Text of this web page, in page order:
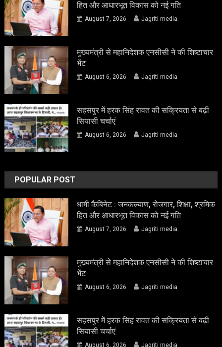
हित और आधारभूत विकास को नई गति
August 7, 2026 Jagriti media
मुख्यमंत्री से महानिदेशक एनसीसी ने की शिष्टाचार
भेंट
August 6, 2026 Jagriti media
सहसपुर में हरक सिंह रावत की सक्रियता से बढ़ी
सियासी चर्चाएं
August 6, 2026 Jagriti media
POPULAR POST
धामी कैबिनेट : जनकल्याण, रोजगार, शिक्षा, श्रमिक
हित और आधारभूत विकास को नई गति
August 7, 2026 Jagriti media
मुख्यमंत्री से महानिदेशक एनसीसी ने की शिष्टाचार
भेंट
August 6, 2026 Jagriti media
सहसपुर में हरक सिंह रावत की सक्रियता से बढ़ी
सियासी चर्चाएं
August 6, 2026 Jagriti media